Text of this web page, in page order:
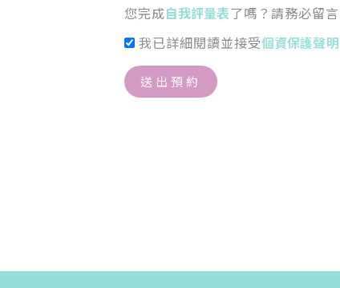
您完成自我評量表了嗎？請務必留
我已詳細閱讀並接受個資保護聲明
送出預約